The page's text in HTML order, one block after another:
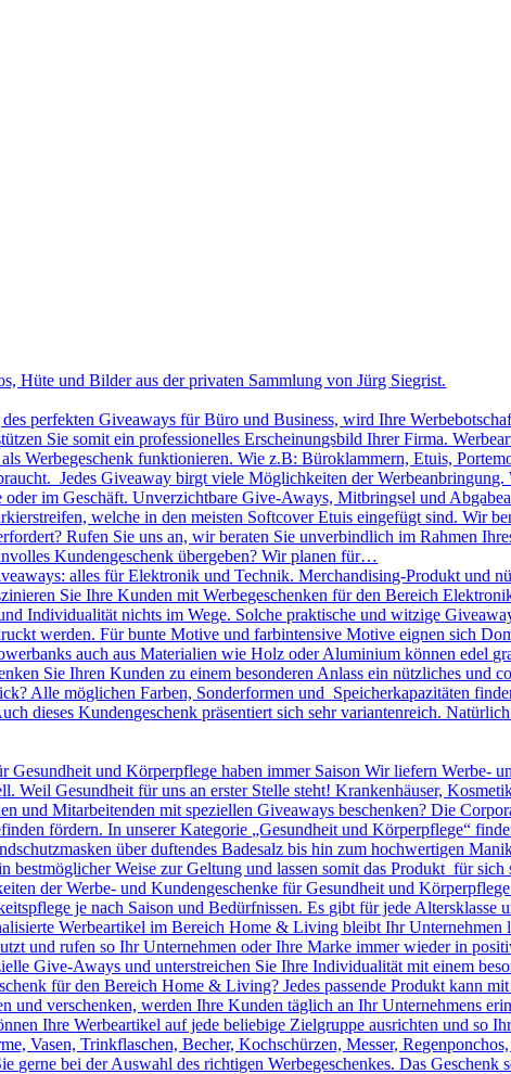
Hüte und Bilder aus der privaten Sammlung von Jürg Siegrist.
perfekten Giveaways für Büro und Business, wird Ihre
Sie somit ein professionelles Erscheinungsbild Ihrer Firma.
Werbegeschenk funktionieren. Wie z.B: Büroklammern, Etuis,
Jedes Giveaway birgt viele Möglichkeiten der
im Geschäft. Unverzichtbare Give-Aways, Mitbringsel und
welche in den meisten Softcover Etuis eingefügt sind. Wir
Rufen Sie uns an, wir beraten Sie unverbindlich im Rahmen
Kundengeschenk übergeben? Wir planen für…
alles für Elektronik und Technik. Merchandising-Produkt und
Sie Ihre Kunden mit Werbegeschenken für den Bereich
Individualität nichts im Wege. Solche praktische und witzige
werden. Für bunte Motive und farbintensive Motive eignen sich
auch aus Materialien wie Holz oder Aluminium können edel
Sie Ihren Kunden zu einem besonderen Anlass ein nützliches und
Alle möglichen Farben, Sonderformen und Speicherkapazitäten
dieses Kundengeschenk präsentiert sich sehr variantenreich.
Gesundheit und Körperpflege haben immer Saison Wir liefern Werbe-
Weil Gesundheit für uns an erster Stelle steht! Krankenhäuser,
und Mitarbeitenden mit speziellen Giveaways beschenken? Die
fördern. In unserer Kategorie „Gesundheit und Körperpflege“
über duftendes Badesalz bis hin zum hochwertigen
Weise zur Geltung und lassen somit das Produkt für sich
der Werbe- und Kundengeschenke für Gesundheit und
je nach Saison und Bedürfnissen. Es gibt für jede
Werbeartikel im Bereich Home & Living bleibt Ihr
und rufen so Ihr Unternehmen oder Ihre Marke immer wieder in
Give-Aways und unterstreichen Sie Ihre Individualität mit einem
für den Bereich Home & Living? Jedes passende Produkt kann
und verschenken, werden Ihre Kunden täglich an Ihr Unternehmens
Ihre Werbeartikel auf jede beliebige Zielgruppe ausrichten und so
Vasen, Trinkflaschen, Becher, Kochschürzen, Messer,
gerne bei der Auswahl des richtigen Werbegeschenkes. Das